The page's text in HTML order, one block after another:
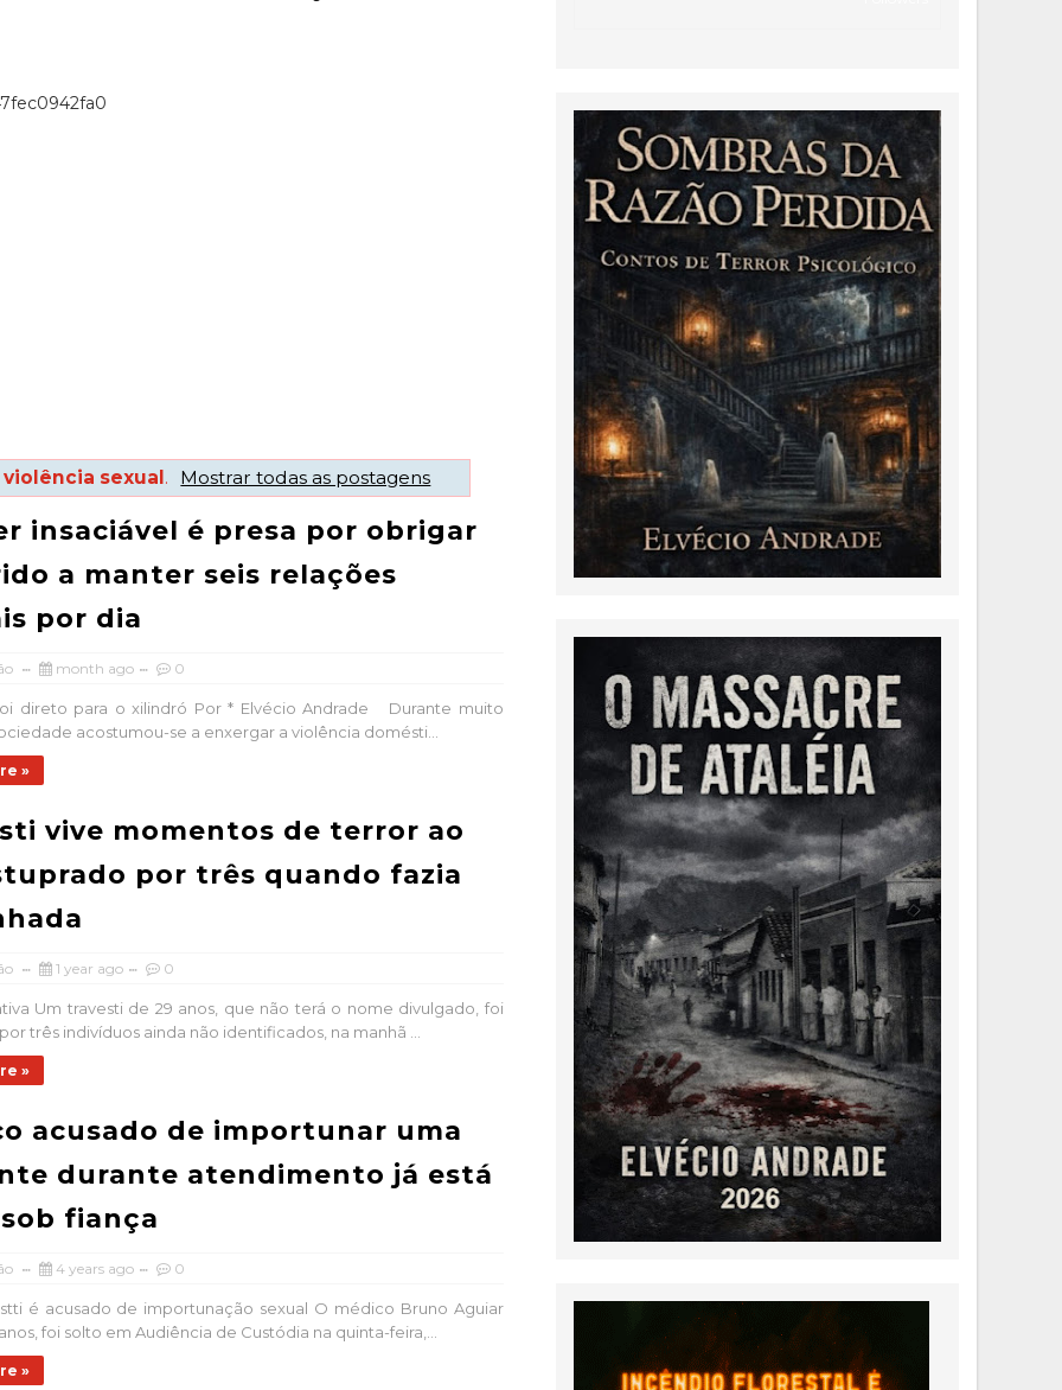
violência sexual. Mostrar todas as postagens
insaciável é presa por obrigar
a manter seis relações
por dia
month ago 0
direto para o xilindró Por * Elvécio Andrade Durante muito
acostumou-se a enxergar a violência domésti...
»
vive momentos de terror ao
por três quando fazia
1 year ago 0
Um travesti de 29 anos, que não terá o nome divulgado, foi
três indivíduos ainda não identificados, na manhã ...
»
acusado de importunar uma
durante atendimento já está
fiança
4 years ago 0
é acusado de importunação sexual O médico Bruno Aguiar
foi solto em Audiência de Custódia na quinta-feira,...
»